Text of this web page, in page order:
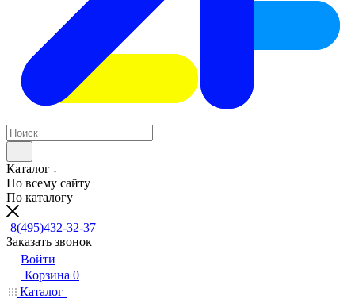
Каталог
По всему сайту
По каталогу
8(495)432-32-37
Заказать звонок
Войти
Корзина 0
Каталог